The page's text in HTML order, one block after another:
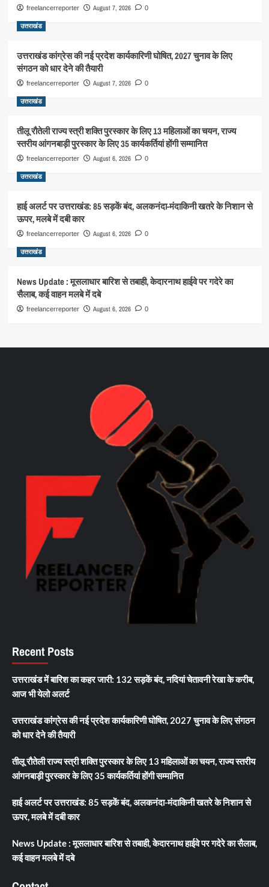
freelancerreporter August 7, 2026 0
उत्तराखंड
उत्तराखंड कांग्रेस की नई प्रदेश कार्यकारिणी घोषित, 2027 चुनाव के लिए
संगठन को धार देने की तैयारी
freelancerreporter August 7, 2026 0
उत्तराखंड
तीलू रौतेली राज्य स्त्री शक्ति पुरस्कार के लिए 13 महिलाओं का चयन, राज्य
स्तरीय आंगनबाड़ी पुरस्कार के लिए 35 कार्यकर्तियां होंगी सम्मानित
freelancerreporter August 6, 2026 0
उत्तराखंड
हाई अलर्ट पर उत्तराखंड: 85 सड़कें बंद, अलकनंदा-मंदाकिनी खतरे के निशान से
ऊपर, मलबे में दबी कार
freelancerreporter August 6, 2026 0
उत्तराखंड
News Update : मूसलाधार बारिश से तबाही, केदारनाथ हाईवे पर गदेरे का
सैलाब, कई वाहन मलबे में दबे
freelancerreporter August 6, 2026 0
Recent Posts
उत्तराखंड में बारिश का कहर जारी: 132 सड़कें बंद, नदियां चेतावनी रेखा के करीब,
आज भी येलो अलर्ट
उत्तराखंड कांग्रेस की नई प्रदेश कार्यकारिणी घोषित, 2027 चुनाव के लिए संगठन
को धार देने की तैयारी
तीलू रौतेली राज्य स्त्री शक्ति पुरस्कार के लिए 13 महिलाओं का चयन, राज्य स्तरीय
आंगनबाड़ी पुरस्कार के लिए 35 कार्यकर्तियां होंगी सम्मानित
हाई अलर्ट पर उत्तराखंड: 85 सड़कें बंद, अलकनंदा-मंदाकिनी खतरे के निशान से
ऊपर, मलबे में दबी कार
News Update : मूसलाधार बारिश से तबाही, केदारनाथ हाईवे पर गदेरे का सैलाब,
कई वाहन मलबे में दबे